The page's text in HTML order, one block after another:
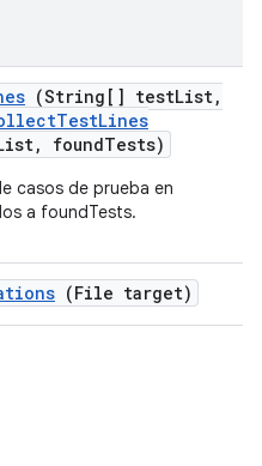
(String[] testList,
foundTests)
casos de prueba en
a foundTests.
(File target)